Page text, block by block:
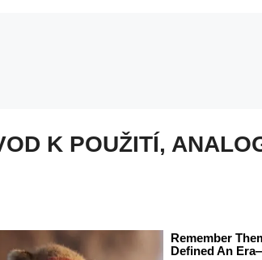
K POUŽITÍ,